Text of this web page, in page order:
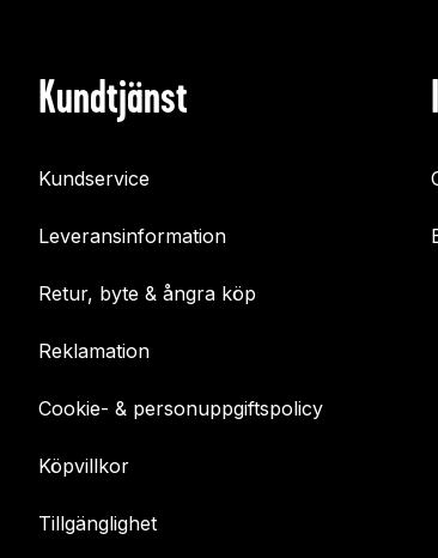
Kundtjänst
Kundservice
Leveransinformation
Retur, byte & ångra köp
Reklamation
Cookie- & personuppgiftspolicy
Köpvillkor
Tillgänglighet